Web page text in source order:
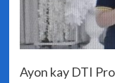
Ayon kay DTI